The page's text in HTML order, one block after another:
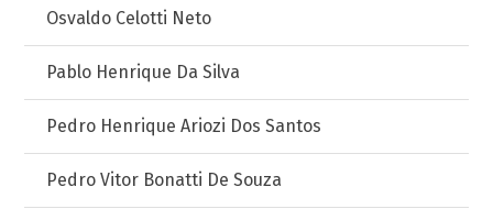
Osvaldo Celotti Neto
Pablo Henrique Da Silva
Pedro Henrique Ariozi Dos Santos
Pedro Vitor Bonatti De Souza